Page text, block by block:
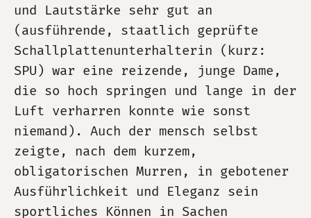
und Lautstärke sehr gut an
(ausführende, staatlich geprüfte
Schallplattenunterhalterin (kurz:
SPU) war eine reizende, junge Dame,
die so hoch springen und lange in der
Luft verharren konnte wie sonst
niemand). Auch der mensch selbst
zeigte, nach dem kurzem,
obligatorischen Murren, in gebotener
Ausführlichkeit und Eleganz sein
sportliches Können in Sachen